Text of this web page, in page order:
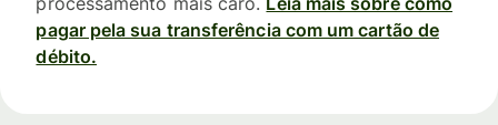
pagar pela sua transferência com um cartão de
débito.